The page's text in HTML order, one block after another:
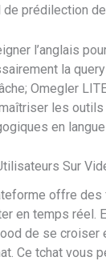
de prédilection
l’anglais
la
Omegler
les outils
en
Sur
offre des
en temps réel.
de se croiser
Ce tchat vous